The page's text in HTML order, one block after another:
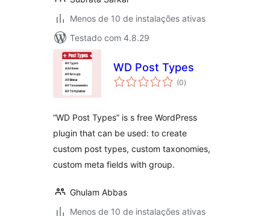
Menos de 10 de instalações ativas
Testado com 4.8.29
WD Post Types
(0total
de
)
“WD Post Types” is s free WordPress
plugin that can be used: to create
custom post types, custom taxonomies,
custom meta fields with group.
Ghulam Abbas
Menos de 10 de instalações ativas